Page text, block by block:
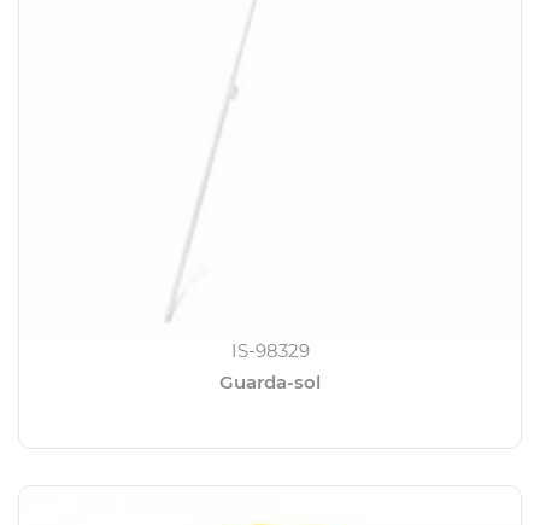
IS-98329
Guarda-sol